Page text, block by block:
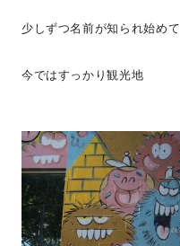
少しずつ名前が知られ始めて
今ではすっかり観光地